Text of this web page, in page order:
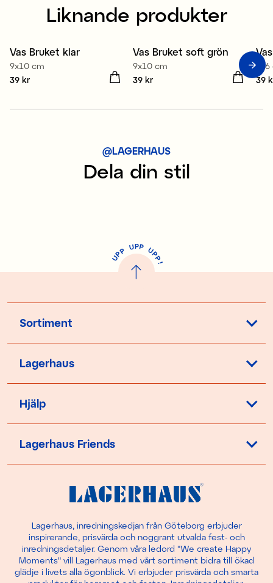
Liknande produkter
Medlem 3 för 99 kr
Vas Bruket klar
9x10 cm
Pris:
39 kr
Medlem 3 för 99 kr
Vas Bruket soft grön
9x10 cm
Pris:
39 kr Pris
39
@LAGERHAUS
Dela din stil
U
P
P UPP UP
P
!
Sortiment
Lagerhaus
Hjälp
Lagerhaus Friends
Lagerhaus, inredningskedjan från Göteborg erbjuder
inspirerande, prisvärda och noggrant utvalda fest- och
inredningsdetaljer. Genom våra ledord "We create Happy
Moments" vill Lagerhaus med vårt sortiment bidra till ökad
glädje i livets alla ögonblick. Vi erbjuder prisvärda och smarta